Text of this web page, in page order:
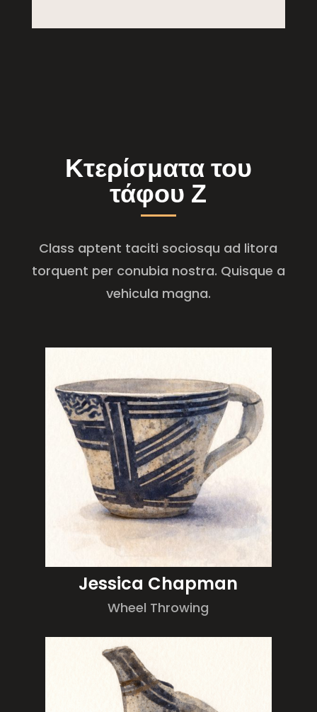
Κτερίσματα του
τάφου Ζ
Class aptent taciti sociosqu ad litora
torquent per conubia nostra. Quisque a
vehicula magna.
Jessica Chapman
Wheel Throwing